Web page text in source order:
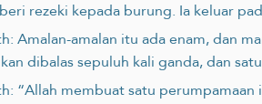
rezeki kepada burung. Ia keluar
Amalan-amalan itu ada enam, dan
dibalas sepuluh kali ganda, dan
“Allah membuat satu perumpamaan